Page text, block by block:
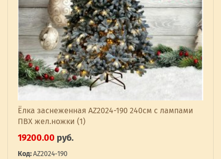
Ёлка заснеженная AZ2024-190 240см с лампами
ПВХ жел.ножки (1)
19200.00 руб.
Код:AZ2024-190